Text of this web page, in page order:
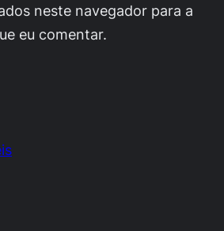
neste navegador para a
eu comentar.